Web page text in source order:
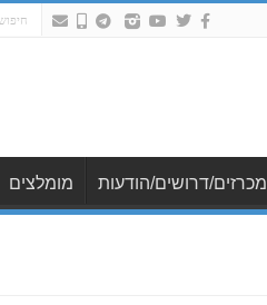
מכרזים/דרושים/הודעות מומלצים